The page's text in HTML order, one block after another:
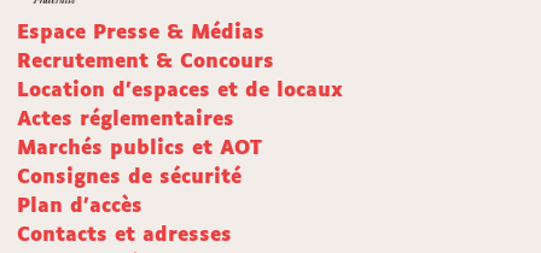
Espace Presse & Médias
Recrutement & Concours
Location d'espaces et de locaux
Actes réglementaires
Marchés publics et AOT
Consignes de sécurité
Plan d'accès
Contacts et adresses